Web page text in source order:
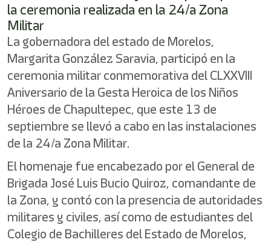
la ceremonia realizada en la 24/a Zona
Militar
La gobernadora del estado de Morelos,
Margarita González Saravia, participó en la
ceremonia militar conmemorativa del CLXXVIII
Aniversario de la Gesta Heroica de los Niños
Héroes de Chapultepec, que este 13 de
septiembre se llevó a cabo en las instalaciones
de la 24/a Zona Militar.
El homenaje fue encabezado por el General de
Brigada José Luis Bucio Quiroz, comandante de
la Zona, y contó con la presencia de autoridades
militares y civiles, así como de estudiantes del
Colegio de Bachilleres del Estado de Morelos,